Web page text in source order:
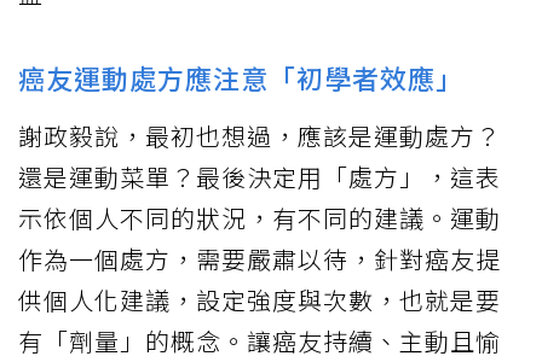
癌友運動處方應注意「初學者效應」
謝政毅說，最初也想過，應該是運動處方？
還是運動菜單？最後決定用「處方」，這表
示依個人不同的狀況，有不同的建議。運動
作為一個處方，需要嚴肅以待，針對癌友提
供個人化建議，設定強度與次數，也就是要
有「劑量」的概念。讓癌友持續、主動且愉